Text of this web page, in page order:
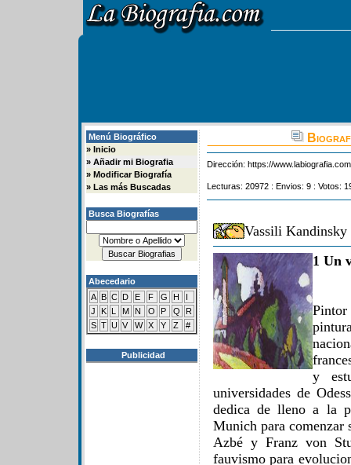
Menú Biográfico
» Inicio
» Añadir mi Biografia
» Modificar Biografía
» Las más Buscadas
Busca Biografías
Abecedario
A B C D E F G H
I
J
K L M N O P Q
R
S T U V W X Y Z #
Publicidad
Dirección: https://
Lecturas: 20972 : Envios: 9 : Votos:
Vassili
1 Un
y
universidades de
dedica de lleno a la
Munich para comenzar
Azbé y Franz von
fauvismo para